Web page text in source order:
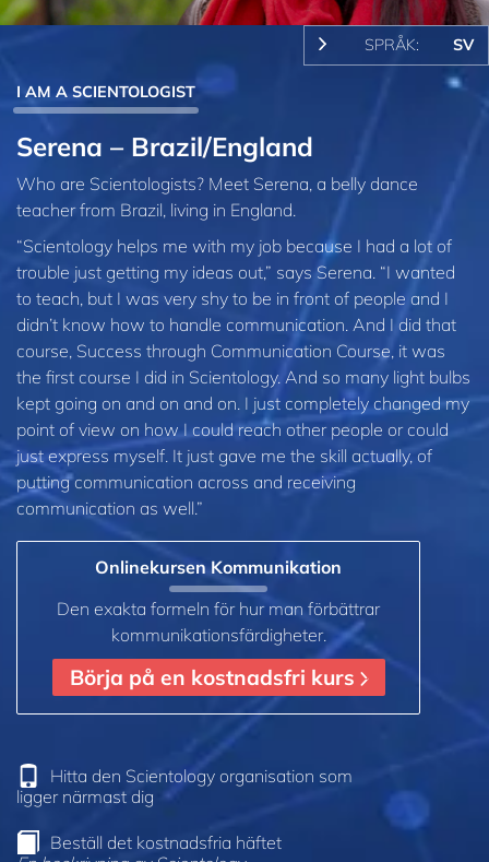
SPRÅK: SV
I AM A SCIENTOLOGIST
Serena – Brazil/England
Who are Scientologists? Meet Serena, a belly dance
teacher from Brazil, living in England.
“Scientology helps me with my job because I had a lot of
trouble just getting my ideas out,” says Serena. “I wanted
to teach, but I was very shy to be in front of people and I
didn’t know how to handle communication. And I did that
course, Success through Communication Course, it was
the first course I did in Scientology. And so many light bulbs
kept going on and on and on. I just completely changed my
point of view on how I could reach other people or could
just express myself. It just gave me the skill actually, of
putting communication across and receiving
communication as well.”
Onlinekursen Kommunikation
Den exakta formeln för hur man förbättrar
kommunikationsfärdigheter.
Börja på en kostnadsfri kurs
Hitta den Scientology organisation som
ligger närmast dig
Beställ det kostnadsfria häftet